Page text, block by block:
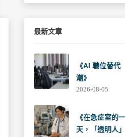
關
最新文章
《AI 職位替代
潮》
2026-08-05
《在急症室的一
天，「透明人